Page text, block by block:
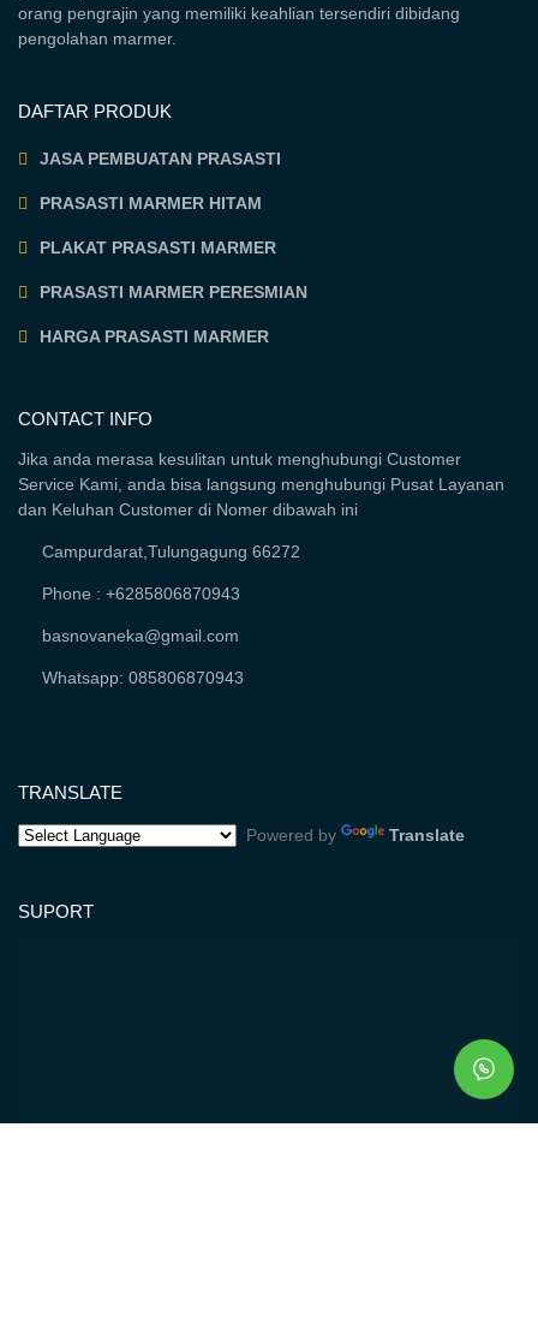
orang pengrajin yang memiliki keahlian tersendiri dibidang
pengolahan marmer.
DAFTAR PRODUK
JASA PEMBUATAN PRASASTI
PRASASTI MARMER HITAM
PLAKAT PRASASTI MARMER
PRASASTI MARMER PERESMIAN
HARGA PRASASTI MARMER
CONTACT INFO
Jika anda merasa kesulitan untuk menghubungi Customer
Service Kami, anda bisa langsung menghubungi Pusat Layanan
dan Keluhan Customer di Nomer dibawah ini
Campurdarat,Tulungagung 66272
Phone : +6285806870943
basnovaneka@gmail.com
Whatsapp: 085806870943
TRANSLATE
Powered by Translate
SUPORT